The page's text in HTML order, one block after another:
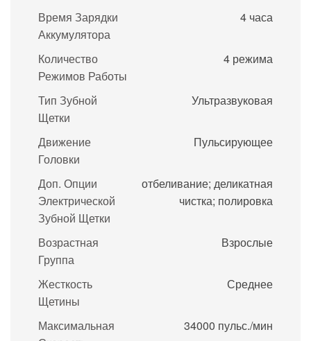
Время Зарядки
Аккумулятора
4 часа
Количество
Режимов Работы
4 режима
Тип Зубной
Щетки
Ультразвуковая
Движение
Головки
Пульсирующее
Доп. Опции
Электрической
Зубной Щетки
отбеливание; деликатная
чистка; полировка
Возрастная
Группа
Взрослые
Жесткость
Щетины
Среднее
Максимальная
34000 пульс./мин